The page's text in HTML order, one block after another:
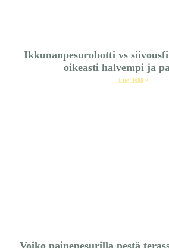
Ikkunanpesurobotti vs
oikeasti halvempi ja
Lue lisää »
Voiko painepesurilla pestä